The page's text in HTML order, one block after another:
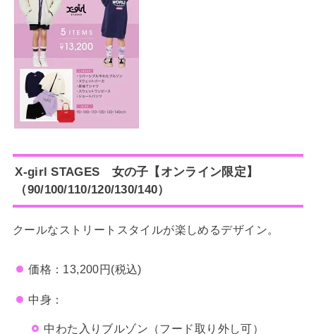
X-girl STAGES 女の子【オンライン限定】
（90/100/110/120/130/140）
クールなストリートスタイルが楽しめるデザイン。
価格：13,200円(税込)
中身：
中わた入りブルゾン（フード取り外し可）